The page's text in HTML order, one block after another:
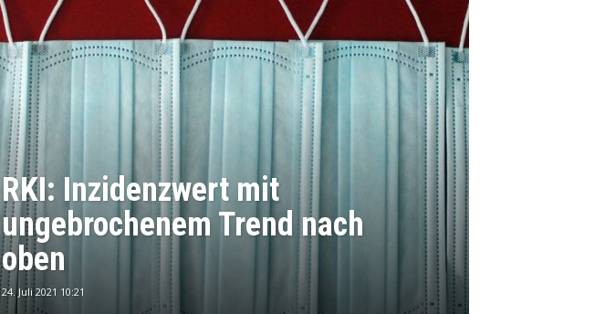
RKI: Inzidenzwert mit
ungebrochenem Trend nach
oben
24. Juli 2021 10:21